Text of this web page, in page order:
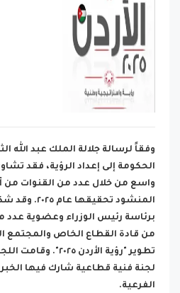
وفقاً لرسالة جلالة الملك عبد الله
الحكومة إلى إعداد الرؤية، فقد
واسع من خلال عدد من القنوات من
المنشود
برئاسة رئيس الوزراء وعضوية عدد
من قادة القطاع الخاص والمجتمع
لجنة فنية قطاعية شارك فيها
الفرعية.